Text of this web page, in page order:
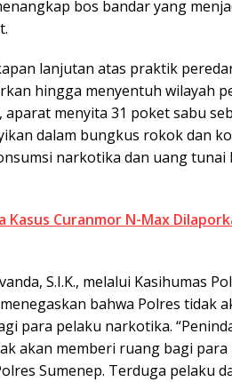
bos bandar yang
lanjutan atas praktik
hingga menyentuh wilayah
menyita 31 poket sabu
dalam bungkus rokok dan
narkotika dan uang tunai
Kasus Curanmor N-Max
S.I.K., melalui Kasihumas
bahwa Polres tidak
para pelaku narkotika.
akan memberi ruang bagi para
Sumenep. Terduga pelaku